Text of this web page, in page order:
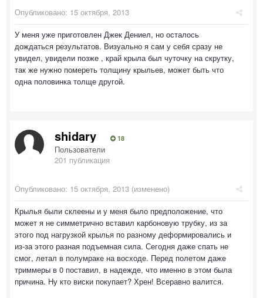
Опубликовано: 15 октября, 2013
У меня уже приготовлен Джек Дениел, но осталось
дождаться результатов. Визуально я сам у себя сразу не
увидел, увидели позже , край крыла был чуточку на скрутку,
так же нужно помереть толщину крыльев, может быть что
одна половинка толще другой.
shidary 18
Пользователи
201 публикация
Опубликовано: 15 октября, 2013 (изменено)
Крылья были склеены и у меня было предположение, что
может я не симметрично вставил карбоновую трубку, из за
этого под нагрузкой крылья по разному деформировались и
из-за этого разная подъемная сила. Сегодня даже спать не
смог, летал в полумраке на восходе. Перед полетом даже
триммеры в 0 поставил, в надежде, что именно в этом была
причина. Ну кто виски покупает? Хрен! Всеравно валится.